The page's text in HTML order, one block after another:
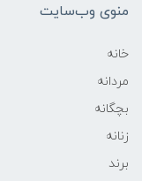
منوی وب‌سایت
خانه
مردانه
بچگانه
زنانه
برند